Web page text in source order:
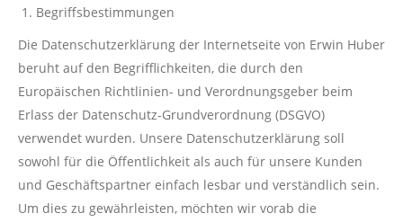
Begriffsbestimmungen
Die Datenschutzerklärung der Internetseite von Erwin Huber
beruht auf den Begrifflichkeiten, die durch den
Europäischen Richtlinien- und Verordnungsgeber beim
Erlass der Datenschutz-Grundverordnung (DSGVO)
verwendet wurden. Unsere Datenschutzerklärung soll
sowohl für die Öffentlichkeit als auch für unsere Kunden
und Geschäftspartner einfach lesbar und verständlich sein.
Um dies zu gewährleisten, möchten wir vorab die